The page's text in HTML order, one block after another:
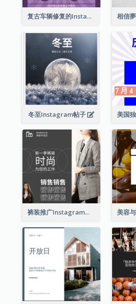
复古车辆修复的Instagram帖子
冬至Instagram帖子
裤装推广Instagram帖子